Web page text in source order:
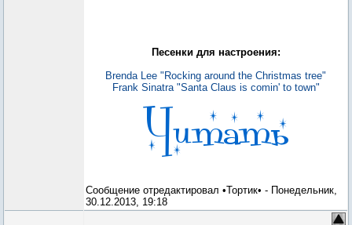
Песенки для настроения:
Brenda Lee "Rocking around the Christmas tree"
Frank Sinatra "Santa Claus is comin' to town"
Сообщение отредактировал •Тортик• - Понедельник,
30.12.2013, 19:18